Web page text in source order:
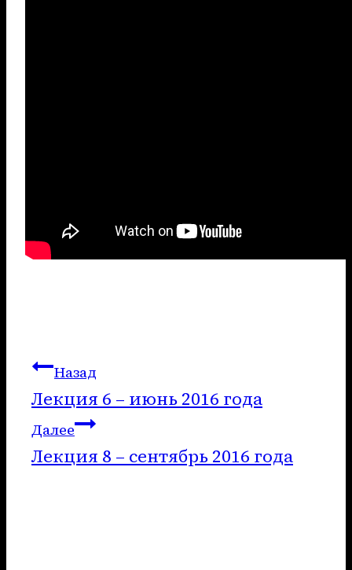
Навигация
по
записям
Назад
Лекция 6 – июнь 2016 года
Далее
Лекция 8 – сентябрь 2016 года